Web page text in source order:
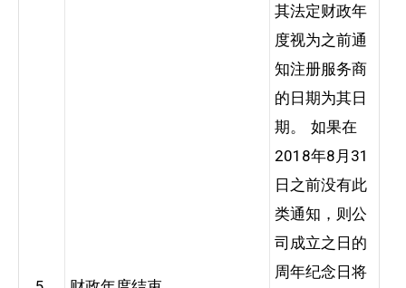
其法定财政年
度视为之前通
知注册服务商
的日期为其日
期。 如果在
2018年8月31
日之前没有此
类通知，则公
司成立之日的
周年纪念日将